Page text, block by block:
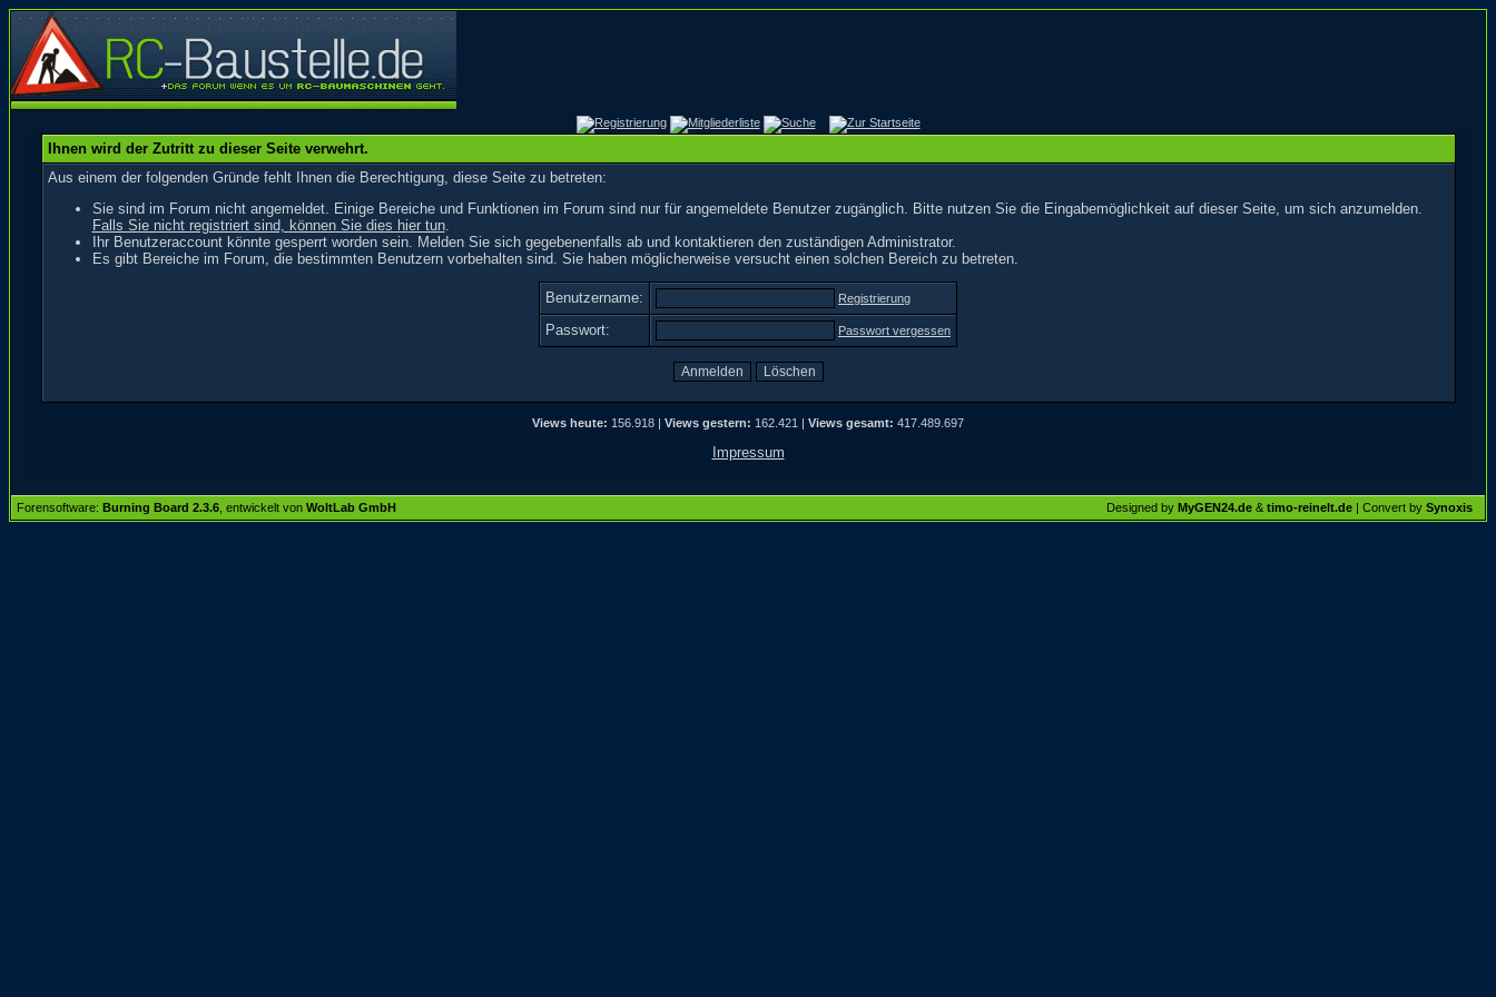
Ihnen wird der Zutritt zu dieser Seite verwehrt.
Aus einem der folgenden Gründe fehlt Ihnen die Berechtigung, diese Seite zu betreten:
Sie sind im Forum nicht angemeldet. Einige Bereiche und Funktionen im Forum sind nur für angemeldete Benutzer zugänglich. Bitte nutzen Sie die Eingabemöglichkeit auf dieser Seite, um sich anzumelden.
Falls Sie nicht registriert sind, können Sie dies hier tun.
Ihr Benutzeraccount könnte gesperrt worden sein. Melden Sie sich gegebenenfalls ab und kontaktieren den zuständigen Administrator.
Es gibt Bereiche im Forum, die bestimmten Benutzern vorbehalten sind. Sie haben möglicherweise versucht einen solchen Bereich zu betreten.
Benutzername: Registrierung
Passwort: Passwort vergessen
Views heute: 156.918 | Views gestern: 162.421 | Views gesamt: 417.489.697
Impressum
Forensoftware: Burning Board 2.3.6 , entwickelt von WoltLab GmbH Designed by MyGEN24.de & timo-reinelt.de | Convert by Synoxis